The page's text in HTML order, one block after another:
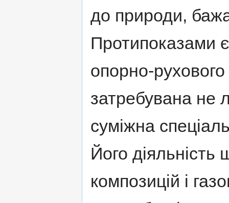
до природи,
Протипоказами
опорно-
затребувана не
суміжна
Його діяльність
композицій і